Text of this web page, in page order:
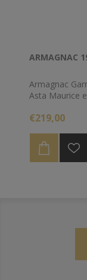
ARMAGNAC
Armagnac
Asta Maurice
€219,00